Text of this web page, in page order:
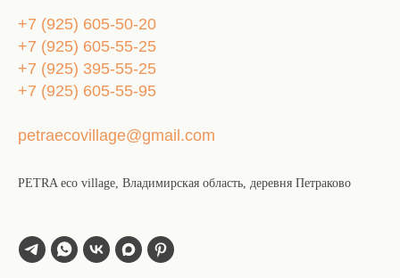
+7 (925) 605-50-20
+7 (925) 605-55-25
+7 (925) 395-55-25
+7 (925) 605-55-95
petraecovillage@gmail.com
PETRA eco village, Владимирская область, деревня Петраково